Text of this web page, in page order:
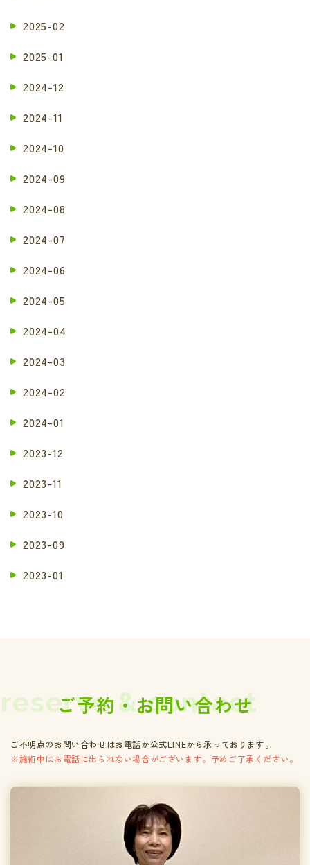
2025-02
2025-01
2024-12
2024-11
2024-10
2024-09
2024-08
2024-07
2024-06
2024-05
2024-04
2024-03
2024-02
2024-01
2023-12
2023-11
2023-10
2023-09
2023-01
reserve & contact
ご予約・お問い合わせ
ご不明点のお問い合わせはお電話か公式LINEから承っております。
※施術中はお電話に出られない場合がございます。予めご了承ください。